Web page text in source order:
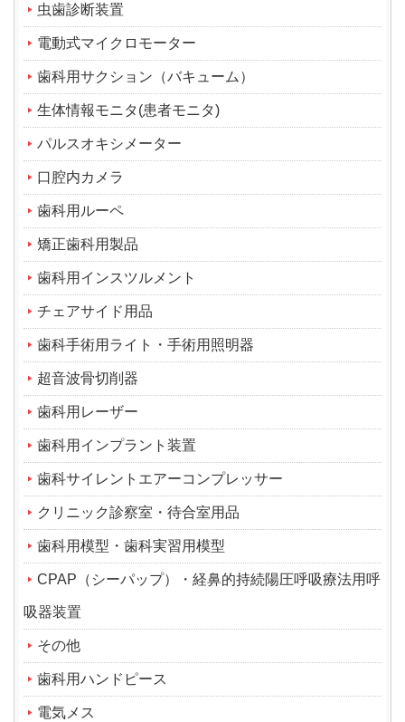
虫歯診断装置
電動式マイクロモーター
歯科用サクション（バキューム）
生体情報モニタ(患者モニタ)
パルスオキシメーター
口腔内カメラ
歯科用ルーペ
矯正歯科用製品
歯科用インスツルメント
チェアサイド用品
歯科手術用ライト・手術用照明器
超音波骨切削器
歯科用レーザー
歯科用インプラント装置
歯科サイレントエアーコンプレッサー
クリニック診察室・待合室用品
歯科用模型・歯科実習用模型
CPAP（シーパップ）・経鼻的持続陽圧呼吸療法用呼
吸器装置
その他
歯科用ハンドピース
電気メス